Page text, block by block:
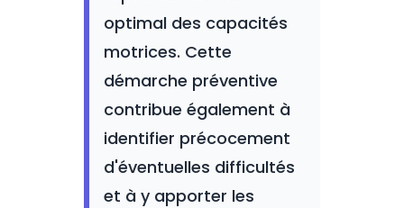
optimal des capacités
motrices. Cette
démarche préventive
contribue également à
identifier précocement
d'éventuelles difficultés
et à y apporter les